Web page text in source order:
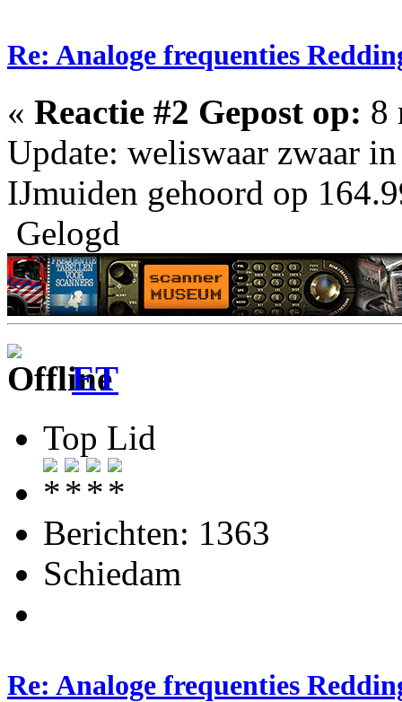
Re: Analoge frequenties
« Reactie #2 Gepost op: 8
Update: weliswaar zwaar
IJmuiden gehoord op
Gelogd
ET
Top Lid
Berichten: 1363
Schiedam
Re: Analoge frequenties